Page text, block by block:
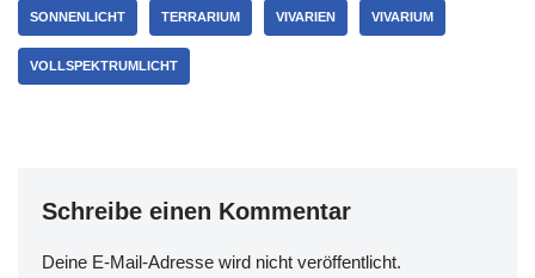
SONNENLICHT TERRARIUM VIVARIEN VIVARIUM
VOLLSPEKTRUMLICHT
Schreibe einen Kommentar
Deine E-Mail-Adresse wird nicht veröffentlicht.